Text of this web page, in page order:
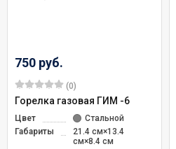
750 руб.
(0)
Горелка газовая ГИМ -6
Цвет
Стальной
Габариты
21.4 см×13.4
см×8.4 см